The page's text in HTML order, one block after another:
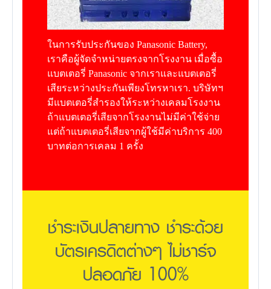
ในการรับประกันของ Panasonic Battery,
เราคือผู้จัดจำหน่ายตรงจากโรงงาน เมื่อซื้อ
แบตเตอรี่ Panasonic จากเราและแบตเตอรี่
เสียระหว่างประกันเพียงโทรหาเรา. บริษัทฯ
มีแบตเตอรี่สำรองให้ระหว่างเคลมโรงงาน
ถ้าแบตเตอรี่เสียจากโรงงานไม่มีค่าใช้จ่าย
แต่ถ้าแบตเตอรี่เสียจากผู้ใช้มีค่าบริการ 400
บาทต่อการเคลม 1 ครั้ง
ชำระเงินปลายทาง ชำระด้วย
บัตรเครดิตต่างๆ ไม่ชาร์จ
ปลอดภัย 100%